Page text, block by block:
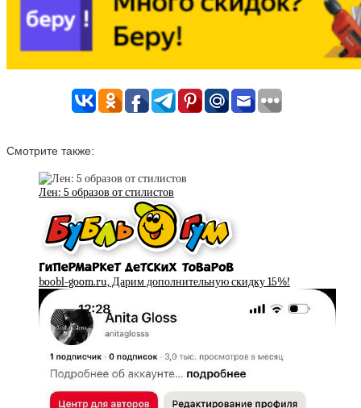
Смотрите также:
Лен: 5 образов от стилистов
boobl-goom.ru, Дарим дополнительную скидку 15%!